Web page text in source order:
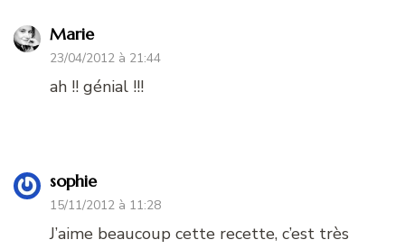
Marie
23/04/2012 à 21:44
ah !! génial !!!
sophie
15/11/2012 à 11:28
J’aime beaucoup cette recette, c’est très